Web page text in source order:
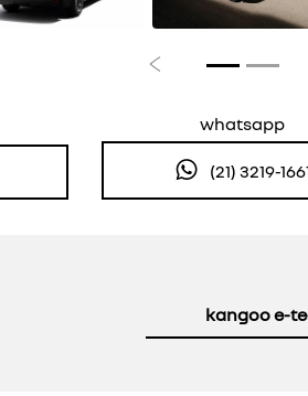
Anterior
whatsapp
(21) 3219-
kangoo e-